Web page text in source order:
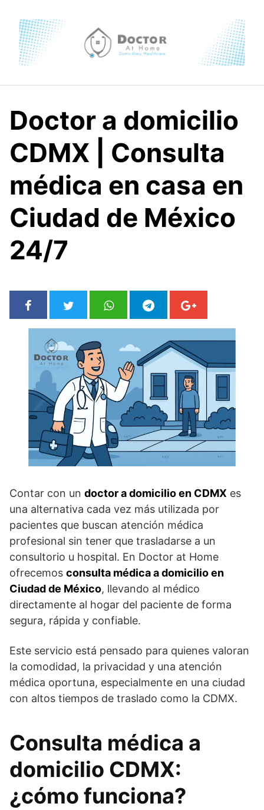
content
Doctor a domicilio
CDMX | Consulta
médica en casa en
Ciudad de México
24/7
Contar con un doctor a domicilio en CDMX es
una alternativa cada vez más utilizada por
pacientes que buscan atención médica
profesional sin tener que trasladarse a un
consultorio u hospital. En Doctor at Home
ofrecemos consulta médica a domicilio en
Ciudad de México, llevando al médico
directamente al hogar del paciente de forma
segura, rápida y confiable.
Este servicio está pensado para quienes valoran
la comodidad, la privacidad y una atención
médica oportuna, especialmente en una ciudad
con altos tiempos de traslado como la CDMX.
Consulta médica a
domicilio CDMX:
¿cómo funciona?